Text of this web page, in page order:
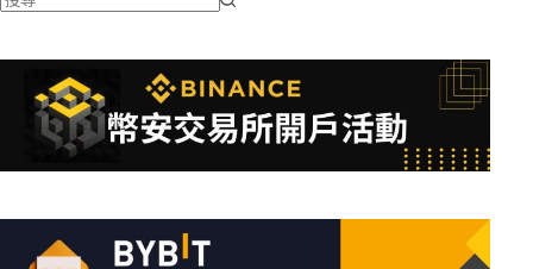
不
條